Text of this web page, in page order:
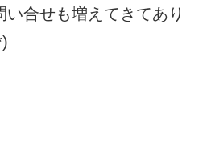
合せも増えてきてあり